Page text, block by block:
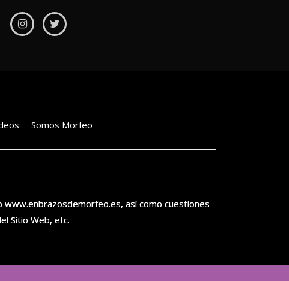
Somos Morfeo
www.enbrazosdemorfeo.es, así como cuestiones
Sitio Web, etc.